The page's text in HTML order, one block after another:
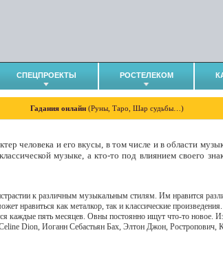
СПЕЦПРОЕКТЫ РОСТЕЛЕКОМ
Гадания онлайн (Руны, Таро, Шар судьбы…)
человека и его вкусы, в том числе и в области
музыке, а кто-то под влиянием своего
к различным музыкальным стилям. Им нравится
нравиться как металкор, так и классические
каждые пять месяцев. Овны постоянно ищут что-то новое.
Dion, Иоганн Себастьян Бах, Элтон Джон, Ростропович,